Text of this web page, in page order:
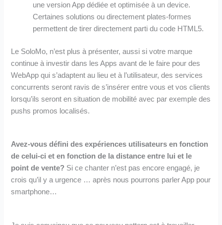
une version App dédiée et optimisée à un device.
Certaines solutions ou directement plates-formes
permettent de tirer directement parti du code HTML5.
Le SoloMo, n’est plus à présenter, aussi si votre marque
continue à investir dans les Apps avant de le faire pour des
WebApp qui s’adaptent au lieu et à l’utilisateur, des services
concurrents seront ravis de s’insérer entre vous et vos clients
lorsqu’ils seront en situation de mobilité avec par exemple des
pushs promos localisés.
Avez-vous défini des expériences utilisateurs en fonction
de celui-ci et en fonction de la distance entre lui et le
point de vente? Si ce chanter n’est pas encore engagé, je
crois qu’il y a urgence … après nous pourrons parler App pour
smartphone…